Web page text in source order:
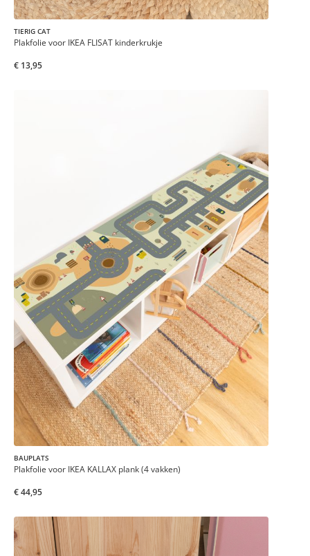
TIERIG CAT
Plakfolie voor IKEA FLISAT kinderkrukje
€ 13,95
BAUPLATS
Plakfolie voor IKEA KALLAX plank (4 vakken)
€ 44,95